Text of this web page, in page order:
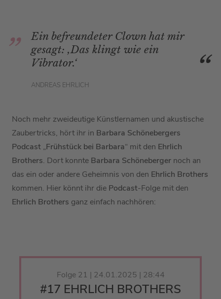
Ein befreundeter Clown hat mir
gesagt: ,Das klingt wie ein
Vibrator.‘
ANDREAS EHRLICH
Noch mehr zweideutige Künstlernamen und akustische
Zaubertricks, hört ihr in Barbara Schönebergers
Podcast „Frühstück bei Barbara“ mit den Ehrlich
Brothers. Dort konnte Barbara Schöneberger noch an
das ein oder andere Geheimnis von den Ehrlich Brothers
kommen. Hier könnt ihr die Podcast-Folge mit den
Ehrlich Brothers ganz einfach nachhören:
Folge 21 | 24.01.2025 | 28:44
#17 EHRLICH BROTHERS